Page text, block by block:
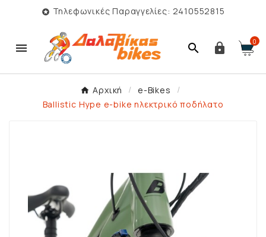
 Τηλεφωνικές Παραγγελίες: 2410552815
   0
Αρχική
e-Bikes
Ballistic Hype e-bike ηλεκτρικό ποδήλατο